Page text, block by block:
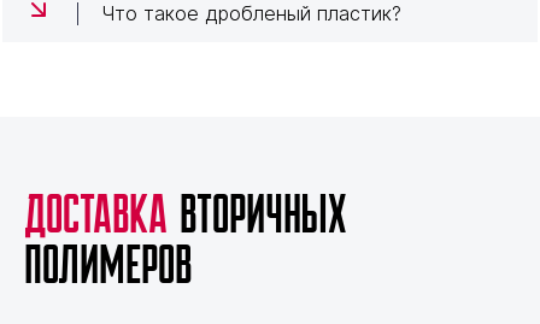
Что такое дробленый пластик?
Доставка вторичных
полимеров